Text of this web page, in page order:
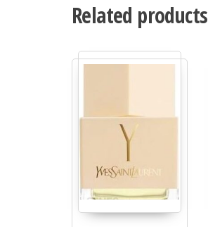
Related products